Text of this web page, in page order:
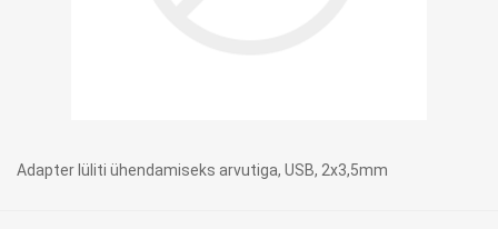
Adapter lüliti ühendamiseks arvutiga, USB, 2x3,5mm